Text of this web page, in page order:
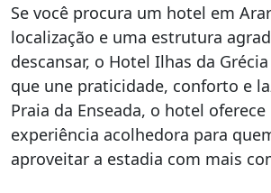
Se você procura um hotel em
localização e uma estrutura
descansar, o Hotel Ilhas da
que une praticidade, conforto e
Praia da Enseada, o hotel oferece
experiência acolhedora para
aproveitar a estadia com mais